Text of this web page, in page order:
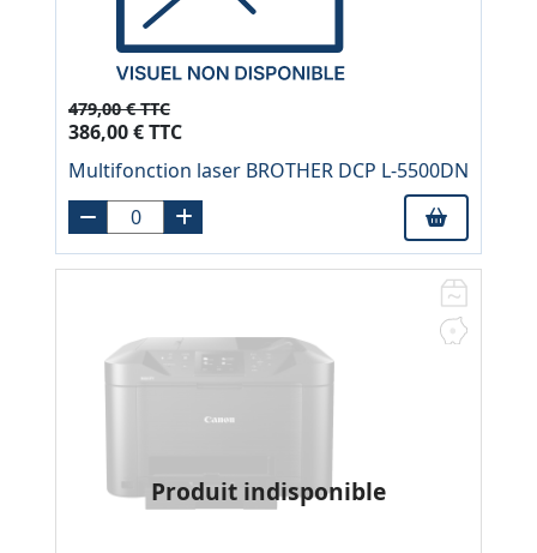
479,00 € TTC
386,00 € TTC
Multifonction laser BROTHER DCP L-5500DN
Produit indisponible